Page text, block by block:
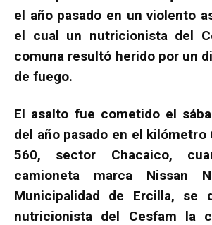
el año pasado en un violento
el cual un nutricionista del
comuna resultó herido por un
de fuego.
El asalto fue cometido el
del año pasado en el kilómetro
560, sector Chacaico,
camioneta marca Nissan
Municipalidad de Ercilla, se
nutricionista del Cesfam la